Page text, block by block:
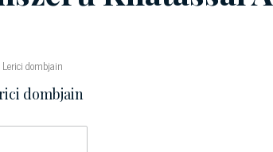
dombjain
dombjain